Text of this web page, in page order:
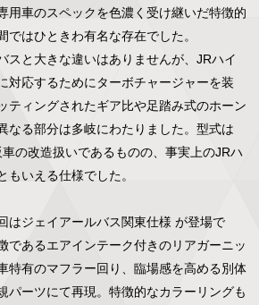
用車のスペックを色濃く受け継いだ特徴的
ではひときわ有名な存在でした。
スと大きな違いはありませんが、JRハイ
対応するためにターボチャージャーを装
ティングされたギア比や足踏み式のホーン
なる部分は多岐にわたりました。型式は
車の改造扱いであるものの、事実上のJRハ
もいえる仕様でした。
はジェイアールバス関東仕様 が登場で
であるエアインテーク付きのリアガーニッ
特有のマフラー回り、臨場感を高める別体
パーツにて再現。特徴的なカラーリングも